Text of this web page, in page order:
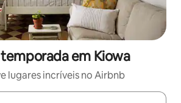
em Kiowa
lugares incríveis no Airbnb